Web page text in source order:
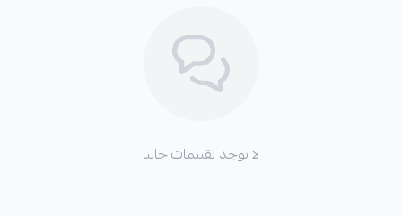
لا توجد تقييمات حاليا